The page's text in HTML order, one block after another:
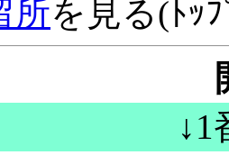
所を見る(ﾄｯ
↓1